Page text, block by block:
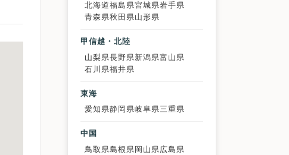
北海道福島県宮城県岩手県
青森県秋田県山形県
甲信越・北陸
山梨県長野県 新潟県富山県
石川県福井県
東海
愛知県静岡県岐阜県三重県
中国
鳥取県島根県 岡山県 広島県